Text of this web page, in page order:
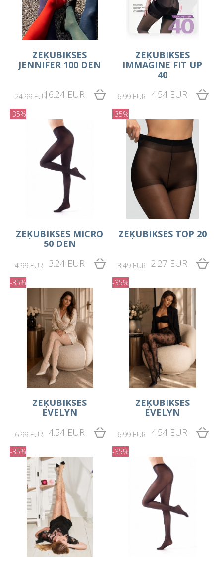
ZEĶUBIKSES
JENNIFER 100 DEN
24.99 EUR16.24 EUR
ZEĶUBIKSES
IMMAGINE FIT UP
40
6.99 EUR 4.54 EUR
-35%
ZEĶUBIKSES MICRO
50 DEN
4.99 EUR 3.24 EUR
-35%
ZEĶUBIKSES TOP 20
3.49 EUR 2.27 EUR
-35%
ZEĶUBIKSES
EVELYN
6.99 EUR 4.54 EUR
-35%
ZEĶUBIKSES
EVELYN
6.99 EUR 4.54 EUR
-35% -35%